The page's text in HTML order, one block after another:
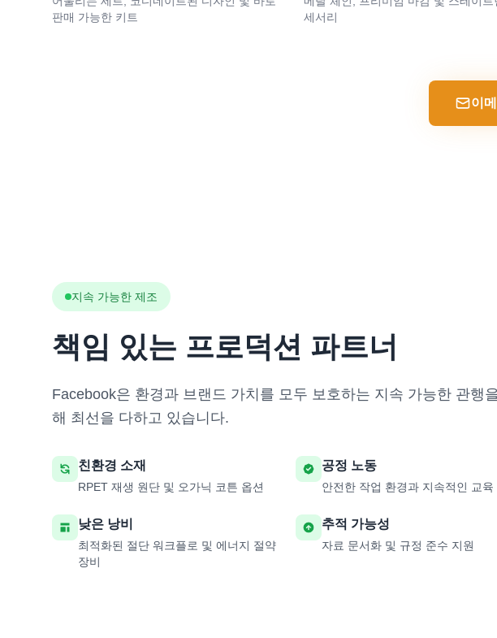
판매 가능한 키트
세서리
이
지속 가능한 제조
책임 있는 프로덕션 파트너
Facebook은 환경과 브랜드 가치를 모두 보호하는 지속 가능한 관행
해 최선을 다하고 있습니다.
친환경 소재
RPET 재생 원단 및 오가닉 코튼 옵션
공정 노동
안전한 작업 환경과 지속적인 교육
낮은 낭비
최적화된 절단 워크플로 및 에너지 절약
장비
추적 가능성
자료 문서화 및 규정 준수 지원